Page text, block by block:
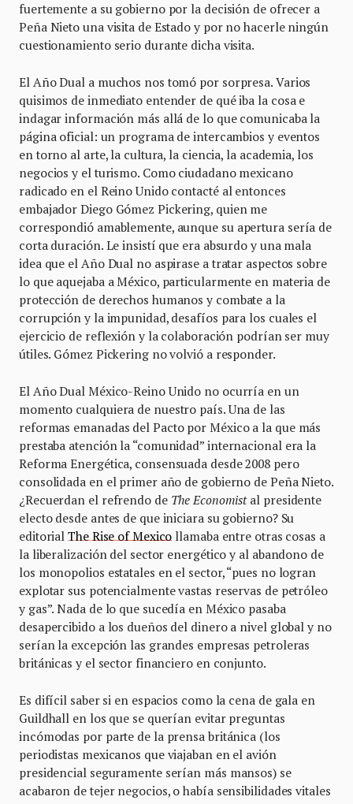
fuertemente a su gobierno por la decisión de ofrecer a
Peña Nieto una visita de Estado y por no hacerle ningún
cuestionamiento serio durante dicha visita.
El Año Dual a muchos nos tomó por sorpresa. Varios
quisimos de inmediato entender de qué iba la cosa e
indagar información más allá de lo que comunicaba la
página oficial: un programa de intercambios y eventos
en torno al arte, la cultura, la ciencia, la academia, los
negocios y el turismo. Como ciudadano mexicano
radicado en el Reino Unido contacté al entonces
embajador Diego Gómez Pickering, quien me
correspondió amablemente, aunque su apertura sería de
corta duración. Le insistí que era absurdo y una mala
idea que el Año Dual no aspirase a tratar aspectos sobre
lo que aquejaba a México, particularmente en materia de
protección de derechos humanos y combate a la
corrupción y la impunidad, desafíos para los cuales el
ejercicio de reflexión y la colaboración podrían ser muy
útiles. Gómez Pickering no volvió a responder.
El Año Dual México-Reino Unido no ocurría en un
momento cualquiera de nuestro país. Una de las
reformas emanadas del Pacto por México a la que más
prestaba atención la “comunidad” internacional era la
Reforma Energética, consensuada desde 2008 pero
consolidada en el primer año de gobierno de Peña Nieto.
¿Recuerdan el refrendo de The Economistal presidente
electo desde antes de que iniciara su gobierno? Su
editorialThe Rise of Mexico llamaba entre otras cosas a
la liberalización del sector energético y al abandono de
los monopolios estatales en el sector, “pues no logran
explotar sus potencialmente vastas reservas de petróleo
y gas”. Nada de lo que sucedía en México pasaba
desapercibido a los dueños del dinero a nivel global y no
serían la excepción las grandes empresas petroleras
británicas y el sector financiero en conjunto.
Es difícil saber si en espacios como la cena de gala en
Guildhall en los que se querían evitar preguntas
incómodas por parte de la prensa británica (los
periodistas mexicanos que viajaban en el avión
presidencial seguramente serían más mansos) se
acabaron de tejer negocios, o había sensibilidades vitales